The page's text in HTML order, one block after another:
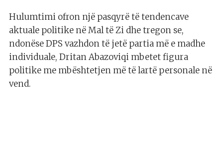
Hulumtimi ofron një pasqyrë të tendencave
aktuale politike në Mal të Zi dhe tregon se,
ndonëse DPS vazhdon të jetë partia më e madhe
individuale, Dritan Abazoviqi mbetet figura
politike me mbështetjen më të lartë personale në
vend.